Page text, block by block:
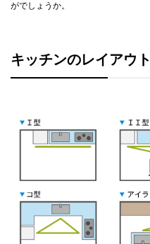
がでしょうか。
キッチンのレイアウト